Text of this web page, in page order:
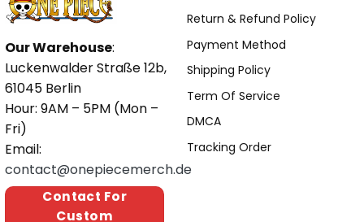
Our Warehouse:
Luckenwalder Straße 12b,
61045 Berlin
Hour: 9AM – 5PM (Mon –
Fri)
Email:
contact@onepiecemerch.de
Contact For
Custom
Return & Refund Policy
Payment Method
Shipping Policy
Term Of Service
DMCA
Tracking Order